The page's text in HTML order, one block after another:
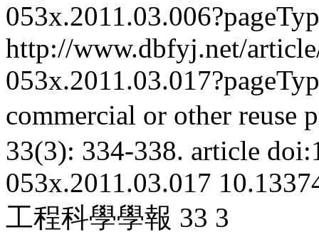
http://www.dbfyj.net/
commercial or other reuse
33(3): 334-338. article
053x.2011.03.017
工程科學學報 33 3